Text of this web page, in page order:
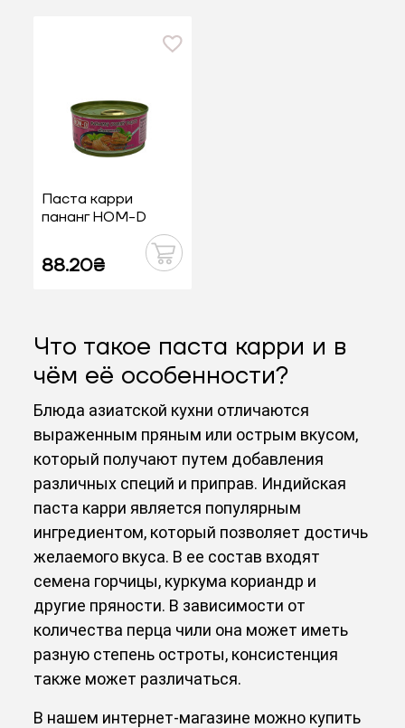
Паста карри
пананг НОМ-D
88.20₴
Что такое паста карри и в
чём её особенности?
Блюда азиатской кухни отличаются
выраженным пряным или острым вкусом,
который получают путем добавления
различных специй и приправ. Индийская
паста карри является популярным
ингредиентом, который позволяет достичь
желаемого вкуса. В ее состав входят
семена горчицы, куркума кориандр и
другие пряности. В зависимости от
количества перца чили она может иметь
разную степень остроты, консистенция
также может различаться.
В нашем интернет-магазине можно купить